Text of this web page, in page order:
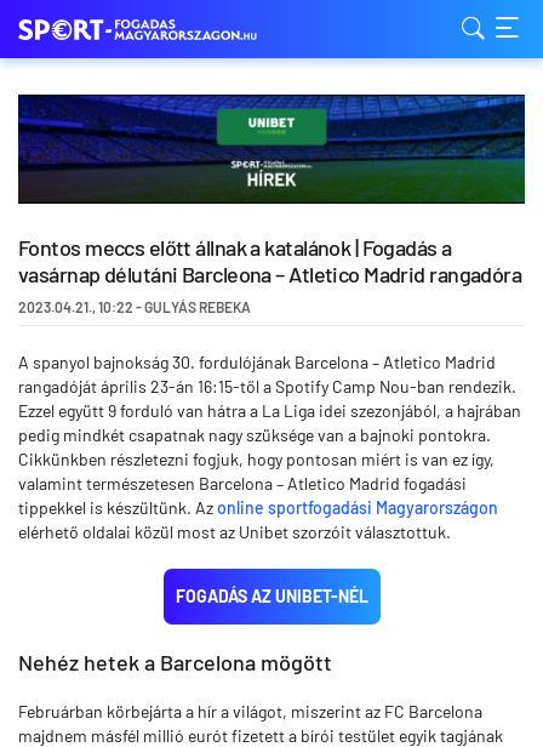
Fontos meccs előtt állnak a katalánok | Fogadás a
vasárnap délutáni Barcleona – Atletico Madrid rangadóra
2023.04.21.,10:22 -GULYÁS REBEKA
A spanyol bajnokság 30. fordulójának Barcelona – Atletico Madrid
rangadóját április 23-án 16:15-től a Spotify Camp Nou-ban rendezik.
Ezzel együtt 9 forduló van hátra a La Liga idei szezonjából, a hajrában
pedig mindkét csapatnak nagy szüksége van a bajnoki pontokra.
Cikkünkben részletezni fogjuk, hogy pontosan miért is van ez így,
valamint természetesen Barcelona – Atletico Madrid fogadási
tippekkel is készültünk. Azonline sportfogadási Magyarországon
elérhető oldalai közül most az Unibet szorzóit választottuk.
FOGADÁS AZ UNIBET-NÉL
Nehéz hetek a Barcelona mögött
Februárban körbejárta a hír a világot, miszerint az FC Barcelona
majdnem másfél millió eurót fizetett a bírói testület egyik tagjának